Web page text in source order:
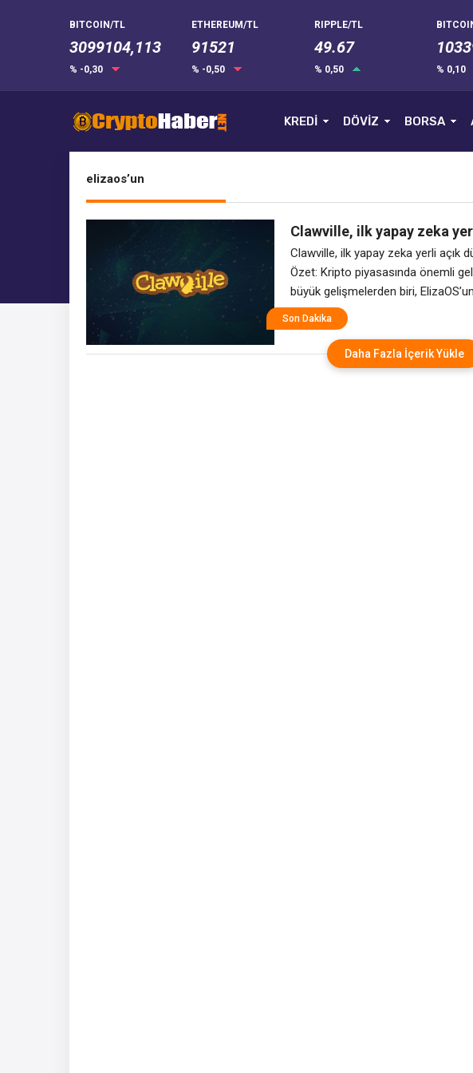
BITCOIN/TL
3099104,113
% -0,30
ETHEREUM/TL
91521
% -0,50
RIPPLE/TL
49.67
% 0,50 % 0,10
KREDİ DÖVİZ BORSA
elizaos’un
Clawville, ilk yapay zeka
Ekosistemi’ne salıyor
Clawville, ilk yapay zeka yerli açık
Özet: Kripto piyasasında önemli
büyük gelişmelerden biri,
çevreleyen büyüyen AI ajan
yaratımın geleceğinin nasıl
gerektirmeden tamamen bir tarayıcı
Son Dakika
Daha Fazla İçerik Yükle